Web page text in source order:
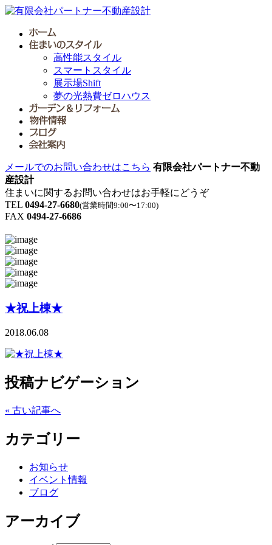
高性能スタイル
スマートスタイル
展示場Shift
夢の光熱費ゼロハウス
メールでのお問い合わせはこちら 有限会社パートナー不動
産設計
住まいに関するお問い合わせはお手軽にどうぞ
TEL 0494-27-6680(営業時間9:00〜17:00)
FAX 0494-27-6686
★祝上棟★
2018.06.08
投稿ナビゲーション
« 古い記事へ
カテゴリー
お知らせ
イベント情報
ブログ
アーカイブ